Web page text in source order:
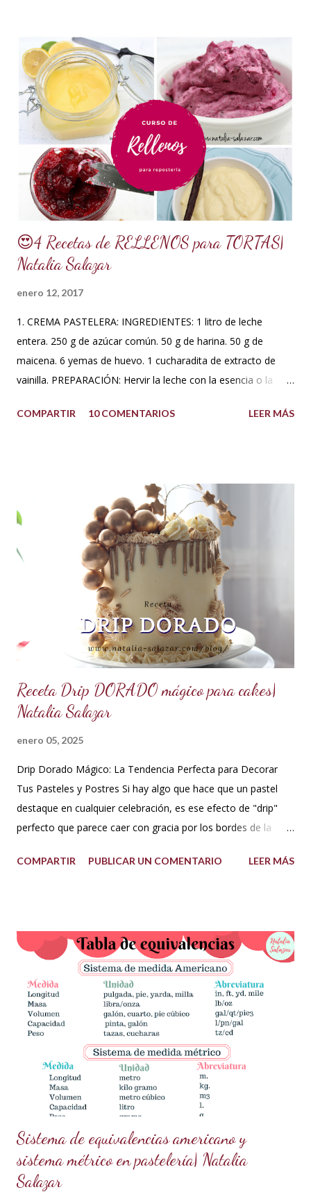
maíz o miel de Karo (1/2 taza). Y para climas cálidos usar
Glucosa, la misma cantidad. *7.5 ml de CMC o Tylose *2.5
ml de goma Xantana (Xanthan gum) *1 cucharada de 15 ml
de manteca blanca hidrogenada tipo Crisco o 10 gramos *75
ml de agua o 5 cucharadas de 15 ml *Esencia de almendras
o al gusto *5 ml de VINAGRE BLANCO (opcional, funciona
como preservante) *1 cucharadita de Glicerina ( usar solo si
el clima es ...
😍4 Recetas de RELLENOS para TORTAS|
Natalia Salazar
enero 12, 2017
1. CREMA PASTELERA: INGREDIENTES: 1 litro de leche
entera. 250 g de azúcar común. 50 g de harina. 50 g de
maicena. 6 yemas de huevo. 1 cucharadita de extracto de
vainilla. PREPARACIÓN: Hervir la leche con la esencia o la
con el azúcar. Reservar. Tamiza la harina con la maicena y
fuego bajo hasta que espese. No dejar de batir. Cuando haya
espesado sacar del fuego y dejar enfriar moviendo de
cuando en cuando. Se puede agregar una cucharada de
mantequilla para aportar más suavidad y sabor. Tips: Se
puede utilizar otra esencia o leche vegetal. Esta crema es
básica en la pastelería, sirve para rellenar tortas, tartas,
cakes, eclairs, cupcakes y más. Se la puede aromatizar con
otros extractos....
COMPARTIR 10 COMENTARIOS LEER MÁS
Receta Drip DORADO mágico para cakes|
Natalia Salazar
enero 05, 2025
Drip Dorado Mágico: La Tendencia Perfecta para Decorar
Tus Pasteles y Postres Si hay algo que hace que un pastel
destaque en cualquier celebración, es ese efecto de "drip"
perfecto que parece caer con gracia por los bordes de la
garantizados. Hoy te quiero compartir cómo hacer un drip
necesitas? Los ingredientes son simples y fáciles de
conseguir: 60 g de azúcar glass (cernida para evitar grumos).
15 ml de vodka (puedes sustituirlo por licor transparente) 5 g
de polvo dorado de grado alimenticio (asegúrate de que sea
seguro para el consumo y de alta calidad). 150 g de ganache
de chocolate (Si necesitas la receta, búscala aquí en mi blog
en publicaciones anteriores). ¿Cómo prepararlo? Prepara la
pasta dorada: En un recipiente pequeño,...
COMPARTIR PUBLICAR UN COMENTARIO LEER MÁS
Sistema de equivalencias americano y
sistema métrico en pastelería| Natalia
Salazar